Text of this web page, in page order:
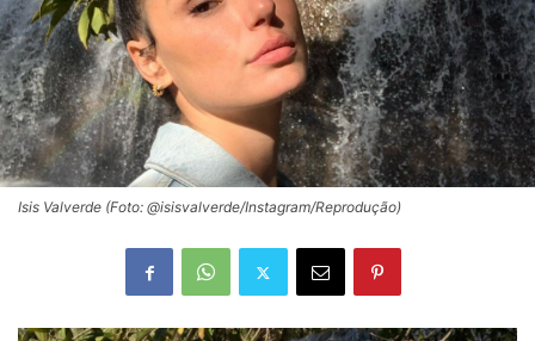
Isis Valverde (Foto: @isisvalverde/Instagram/Reprodução)